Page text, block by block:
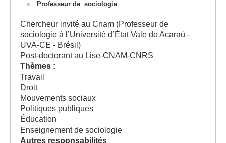
Professeur de sociologie
Chercheur invité au Cnam (Professeur de
sociologie à l’Université d’État Vale do Acaraú -
UVA-CE - Brésil)
Post-doctorant au Lise-CNAM-CNRS
Thèmes :
Travail
Droit
Mouvements sociaux
Politiques publiques
Éducation
Enseignement de sociologie
Autres responsabilités